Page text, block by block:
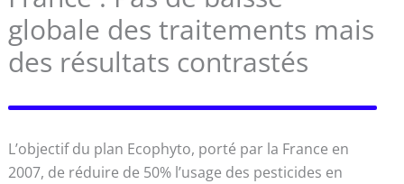
globale des traitements mais
des résultats contrastés
L’objectif du plan Ecophyto, porté par la France en
2007, de réduire de 50% l’usage des pesticides en